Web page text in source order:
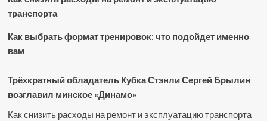
транспорта
Как выбрать формат тренировок: что подойдет именно
вам
Трёхкратный обладатель Кубка Стэнли Сергей Брылин
возглавил минское «Динамо»
Как снизить расходы на ремонт и эксплуатацию транспорта